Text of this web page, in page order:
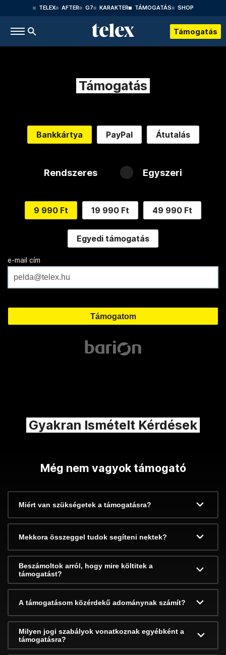
TELEX AFTER G7 KARAKTER TÁMOGATÁS SHOP
Támogatás
Támogatás
Bankkártya PayPal Átutalás
Rendszeres Egyszeri
9 990 Ft 19 990 Ft 49 990 Ft
Egyedi támogatás
e-mail cím
Gyakran Ismételt Kérdések
Még nem vagyok támogató
Miért van szükségetek a támogatásra?
Mekkora összeggel tudok segíteni nektek?
Beszámoltok arról, hogy mire költitek a
támogatást?
A támogatásom közérdekű adománynak számít?
Milyen jogi szabályok vonatkoznak egyébként a
támogatásra?